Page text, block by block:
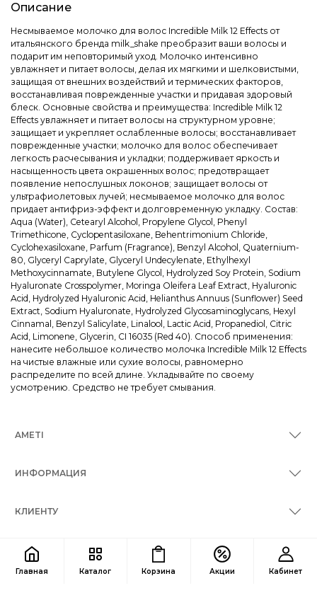
Главная Каталог Корзина Акции Кабинет
Описание
Несмываемое молочко для волос Incredible Milk 12 Effects от
итальянского бренда milk_shake преобразит ваши волосы и
подарит им неповторимый уход. Молочко интенсивно
увлажняет и питает волосы, делая их мягкими и шелковистыми,
защищая от внешних воздействий и термических факторов,
восстанавливая поврежденные участки и придавая здоровый
блеск. Основные свойства и преимущества: Incredible Milk 12
Effects увлажняет и питает волосы на структурном уровне;
защищает и укрепляет ослабленные волосы; восстанавливает
поврежденные участки; молочко для волос обеспечивает
легкость расчесывания и укладки; поддерживает яркость и
насыщенность цвета окрашенных волос; предотвращает
появление непослушных локонов; защищает волосы от
ультрафиолетовых лучей; несмываемое молочко для волос
придает антифриз-эффект и долговременную укладку. Состав:
Aqua (Water), Cetearyl Alcohol, Propylene Glycol, Phenyl
Trimethicone, Cyclopentasiloxane, Behentrimonium Chloride,
Cyclohexasiloxane, Parfum (Fragrance), Benzyl Alcohol, Quaternium-
80, Glyceryl Caprylate, Glyceryl Undecylenate, Ethylhexyl
Methoxycinnamate, Butylene Glycol, Hydrolyzed Soy Protein, Sodium
Hyaluronate Crosspolymer, Moringa Oleifera Leaf Extract, Hyaluronic
Acid, Hydrolyzed Hyaluronic Acid, Helianthus Annuus (Sunflower) Seed
Extract, Sodium Hyaluronate, Hydrolyzed Glycosaminoglycans, Hexyl
Cinnamal, Benzyl Salicylate, Linalool, Lactic Acid, Propanediol, Citric
Acid, Limonene, Glycerin, CI 16035 (Red 40). Способ применения:
нанесите небольшое количество молочка Incredible Milk 12 Effects
на чистые влажные или сухие волосы, равномерно
распределите по всей длине. Укладывайте по своему
усмотрению. Средство не требует смывания.
AMETI
ИНФОРМАЦИЯ
КЛИЕНТУ
КОНТАКТЫ